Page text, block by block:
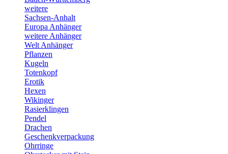
weitere
Sachsen-Anhalt
Europa Anhänger
weitere Anhänger
Welt Anhänger
Pflanzen
Kugeln
Totenkopf
Erotik
Hexen
Wikinger
Rasierklingen
Pendel
Drachen
Geschenkverpackung
Ohrringe